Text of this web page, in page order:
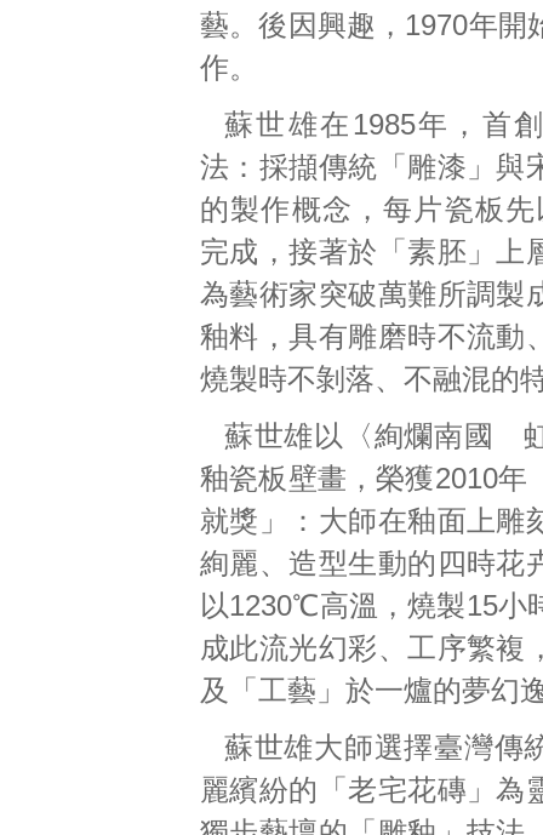
藝。後因興趣，1970年開
作。
蘇世雄在1985年，首
法：採擷傳統「雕漆」與
的製作概念，每片瓷板
完成，接著於「素胚」上
為藝術家突破萬難所調製
釉料，具有雕磨時不流動
燒製時不剝落、不融混的
蘇世雄以〈絢爛南國
釉瓷板壁畫，榮獲2010年
就獎」：大師在釉面上雕
絢麗、造型生動的四時花
以1230℃高溫，燒製15小
成此流光幻彩、工序繁複
及「工藝」於一爐的夢幻
蘇世雄大師選擇臺灣傳
麗繽紛的「老宅花磚」為